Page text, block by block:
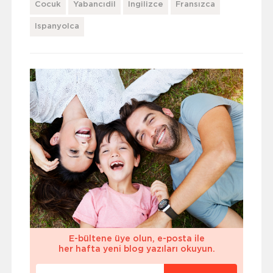
Cocuk Yabancıdil Ingilizce Fransızca
Ispanyolca
E-bültene üye olun, e-posta ile
her hafta yeni blog yazıları okuyun.